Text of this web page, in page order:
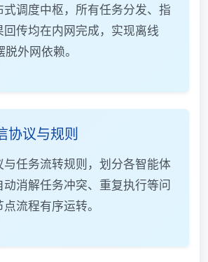
调度中枢，所有任务分发、指
传均在内网完成，实现离线
外网依赖。
协议与规则
任务流转规则，划分各智能体
动消解任务冲突、重复执行等问
流程有序运转。